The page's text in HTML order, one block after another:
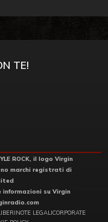
TE!
ROCK, il logo Virgin
marchi registrati di
su Virgin
NOTE LEGALICORPORATE